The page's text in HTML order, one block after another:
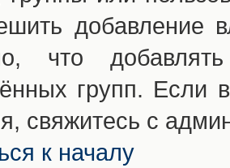
добавление
что
групп. Если
свяжитесь с
к началу